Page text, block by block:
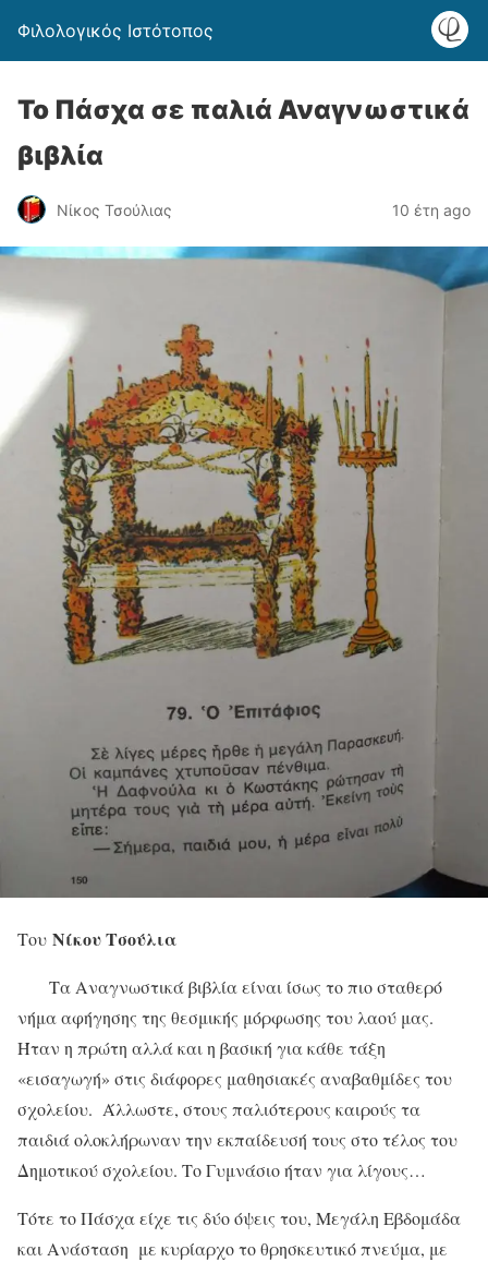
Φιλολογικός Ιστότοπος
Το Πάσχα σε παλιά Αναγνωστικά
βιβλία
Νίκος Τσούλιας 10 έτη ago
Του Νίκου Τσούλια
Τα Αναγνωστικά βιβλία είναι ίσως το πιο σταθερό
νήμα αφήγησης της θεσμικής μόρφωσης του λαού μας.
Ήταν η πρώτη αλλά και η βασική για κάθε τάξη
«εισαγωγή» στις διάφορες μαθησιακές αναβαθμίδες του
σχολείου. Άλλωστε, στους παλιότερους καιρούς τα
παιδιά ολοκλήρωναν την εκπαίδευσή τους στο τέλος του
Δημοτικού σχολείου. Το Γυμνάσιο ήταν για λίγους…
Τότε το Πάσχα είχε τις δύο όψεις του, Μεγάλη Εβδομάδα
και Ανάσταση με κυρίαρχο το θρησκευτικό πνεύμα, με